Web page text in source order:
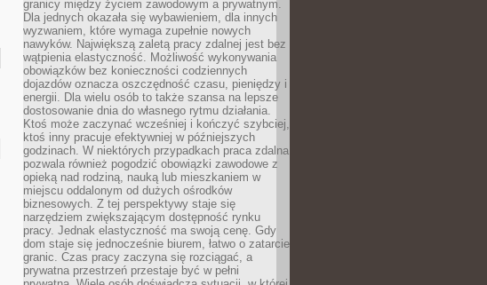
granicy między życiem zawodowym a prywatnym.
Dla jednych okazała się wybawieniem, dla innych
wyzwaniem, które wymaga zupełnie nowych
nawyków. Największą zaletą pracy zdalnej jest bez
wątpienia elastyczność. Możliwość wykonywania
obowiązków bez konieczności codziennych
dojazdów oznacza oszczędność czasu, pieniędzy i
energii. Dla wielu osób to także szansa na lepsze
dostosowanie dnia do własnego rytmu działania.
Ktoś może zaczynać wcześniej i kończyć szybciej,
ktoś inny pracuje efektywniej w późniejszych
godzinach. W niektórych przypadkach praca zdalna
pozwala również pogodzić obowiązki zawodowe z
opieką nad rodziną, nauką lub mieszkaniem w
miejscu oddalonym od dużych ośrodków
biznesowych. Z tej perspektywy staje się
narzędziem zwiększającym dostępność rynku
pracy. Jednak elastyczność ma swoją cenę. Gdy
dom staje się jednocześnie biurem, łatwo o zatarcie
granic. Czas pracy zaczyna się rozciągać, a
prywatna przestrzeń przestaje być w pełni